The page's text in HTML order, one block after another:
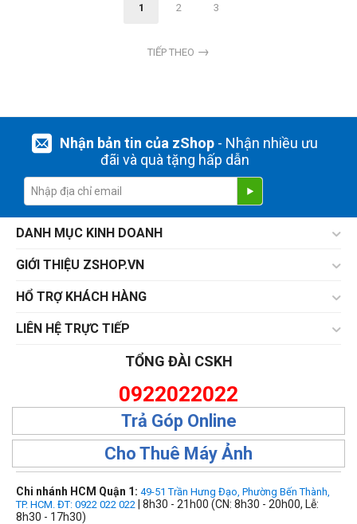
1 2 3
TIẾP THEO
Nhận bản tin của zShop- Nhận nhiều ưu
đãi và quà tặng hấp dẫn
DANH MỤC KINH DOANH
GIỚI THIỆU ZSHOP.VN
HỔ TRỢ KHÁCH HÀNG
LIÊN HỆ TRỰC TIẾP
TỔNG ĐÀI CSKH
0922022022
Trả Góp Online
Cho Thuê Máy Ảnh
Chi nhánh HCM Quận 1: 49-51 Trần Hưng Đạo, Phường Bến Thành,
TP. HCM. ĐT: 0922 022 022 | 8h30 - 21h00 (CN: 8h30 - 20h00, Lễ:
8h30 - 17h30)